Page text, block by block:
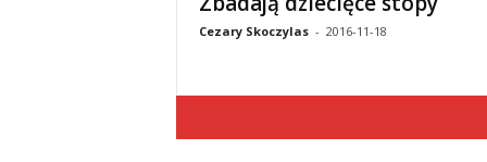
Cezary Skoczylas - 2016-11-18